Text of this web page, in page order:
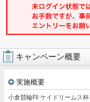
キャンペーン概要
実施概要
小倉競輪FII ケイドリームス